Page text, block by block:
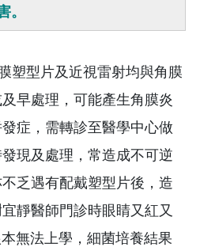
。
型片及近視雷射均與角膜
早處理，可能產生角膜炎
症，需轉診至醫學中心做
現及處理，常造成不可逆
乏遇有配戴塑型片後，造
靜醫師門診時眼睛又紅又
無法上學，細菌培養結果